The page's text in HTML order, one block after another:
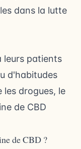
dans la lutte
leurs patients
d'habitudes
les drogues, le
de CBD
de CBD ?